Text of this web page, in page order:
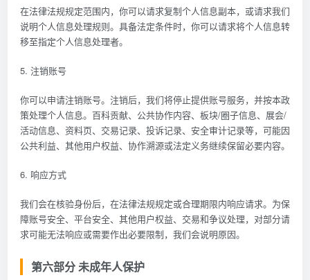
在法律法规规定范围内，你可以请求复制个人信息副本，或请求我们
说明个人信息处理规则。具备法定条件时，你可以请求将个人信息转
移至指定个人信息处理者。
5. 注销账号
你可以申请注销账号。注销后，我们将停止提供账号服务，并按本政
策处理个人信息。百科贡献、公共协作内容、板块/圈子信息、展会/
活动信息、资料页、交易记录、投诉记录、安全审计记录等，可能因
公共利益、其他用户权益、协作溯源或法定义务继续保留必要内容。
6. 响应方式
我们会在核验身份后，在法律法规规定或合理期限内响应请求。为保
障账号安全、平台安全、其他用户权益、交易和争议处理，对部分请
求可能无法响应或需要作出必要限制，我们会说明原因。
第六部分 未成年人保护